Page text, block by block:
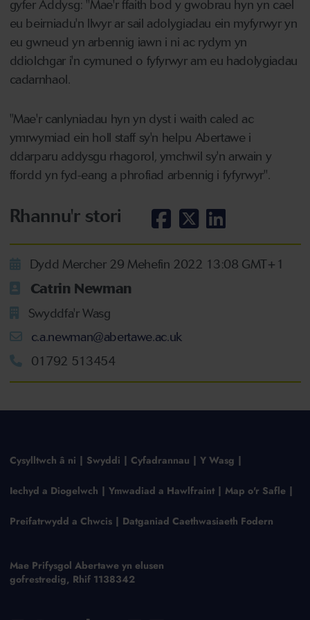
gyfer Addysg: "Mae'r ffaith bod y gwobrau hyn yn cael
eu beirniadu'n llwyr ar sail adolygiadau ein myfyrwyr yn
eu gwneud yn arbennig iawn i ni ac rydym yn
ddiolchgar i'n cymuned o fyfyrwyr am eu hadolygiadau
cadarnhaol.
"Mae'r canlyniadau hyn yn dyst i waith caled ac
ymrwymiad ein holl staff sy'n helpu Abertawe i
ddarparu addysgu rhagorol, ymchwil sy'n arwain y
ffordd yn fyd-eang a phrofiad arbennig i fyfyrwyr".
Rhannu'r stori
Dydd Mercher 29 Mehefin 2022 13:08 GMT+1
Catrin Newman
Swyddfa'r Wasg
c.a.newman@abertawe.ac.uk
01792 513454
Cysylltwch â ni Swyddi Cyfadrannau Y Wasg
Iechyd a Diogelwch Ymwadiad a Hawlfraint Map o'r Safle
Preifatrwydd a Chwcis Datganiad Caethwasiaeth Fodern
Mae Prifysgol Abertawe yn elusen
gofrestredig, Rhif 1138342